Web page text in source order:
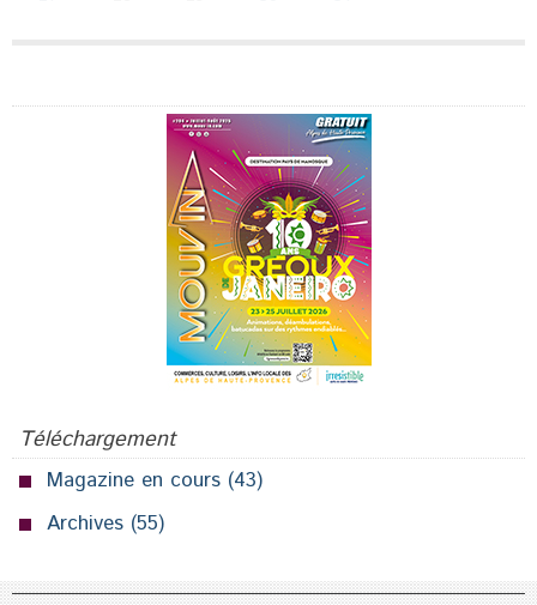
Téléchargement
Magazine en cours (43)
Archives (55)